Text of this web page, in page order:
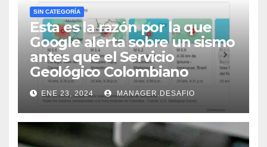
SIN CATEGORÍA
Esta es la razón por la que
Google alerta sobre un sismo
antes que el Servicio
Geológico Colombiano
ENE 23, 2024 MANAGER.DESAFIO